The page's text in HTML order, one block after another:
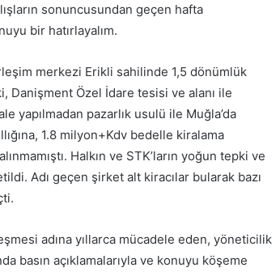
sonuncusundan geçen hafta
bir hatırlayalım.
merkezi Erikli sahilinde 1,5 dönümlük
Danişment Özel İdare tesisi ve alanı ile
yapılmadan pazarlık usulü ile Muğla’da
1.8 milyon+Kdv bedelle kiralama
Halkın ve STK’ların yoğun tepki ve
Adı geçen şirket alt kiracılar bularak bazı
adına yıllarca mücadele eden, yöneticilik
basın açıklamalarıyla ve konuyu köşeme